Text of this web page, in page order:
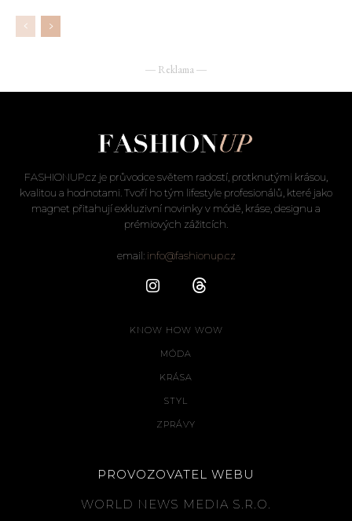
― Reklama ―
FASHIONUP.cz je průvodce světem radostí, protknutými krásou,
kvalitou a hodnotami. Tvoří ho tým lifestyle profesionálů, které jako
magnet přitahují exkluzivní novinky v módě, kráse, designu a
prémiových zážitcích.
email: info@fashionup.cz
KNOW HOW WOW
MÓDA
KRÁSA
STYL
ZPRÁVY
PROVOZOVATEL WEBU
WORLD NEWS MEDIA S.R.O.